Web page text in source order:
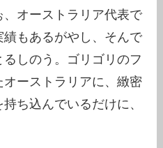
オーストラリア代表で
もあるがやし、そんで
しのう。ゴリゴリのフ
オーストラリアに、緻密
ち込んでいるだけに、